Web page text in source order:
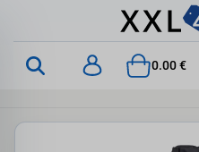
0.00 €